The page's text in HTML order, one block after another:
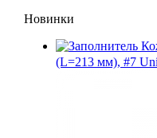
Новинки
(L=213 мм), #7